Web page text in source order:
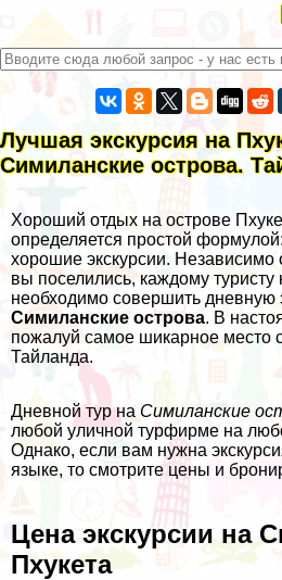
Лучшая экскурсия на
Симиланские острова.
Хороший отдых на острове
определяется простой
хорошие экскурсии. Независимо
вы поселились, каждому туристу
необходимо совершить дневную
Симиланские острова. В
пожалуй самое шикарное место
Тайланда.
Дневной тур на Симиланские
любой уличной турфирме на
Однако, если вам нужна
языке, то смотрите цены и
Цена экскурсии на
Пхукета